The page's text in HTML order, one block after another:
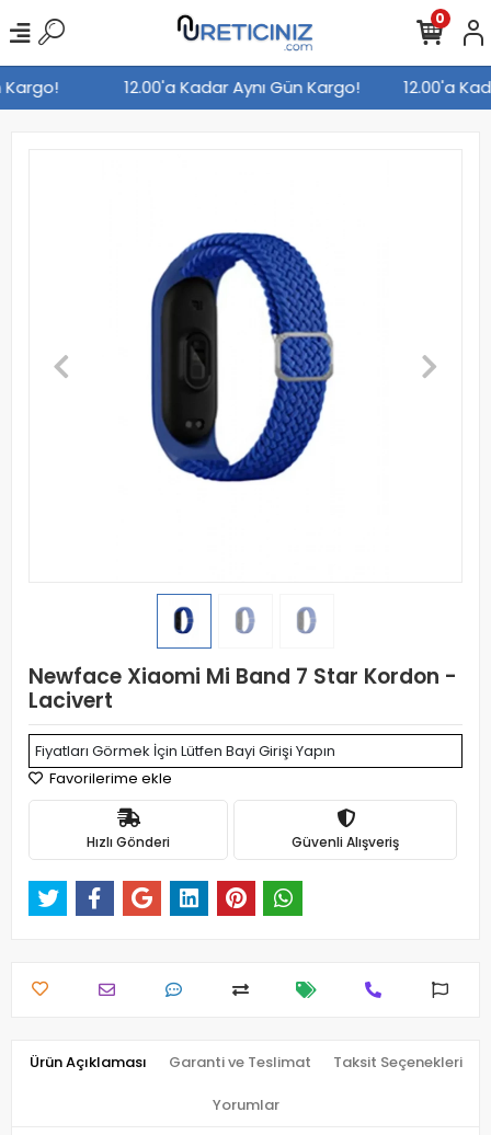
Kargo! 12.00'a Kadar Aynı Gün Kargo! 12.00'a
0
Newface Xiaomi Mi Band 7 Star Kordon -
Lacivert
Fiyatları Görmek İçin Lütfen Bayi Girişi Yapın
Favorilerime ekle
Hızlı Gönderi Güvenli Alışveriş
Ürün Açıklaması Garanti ve Teslimat Taksit Seçenekleri
Yorumlar